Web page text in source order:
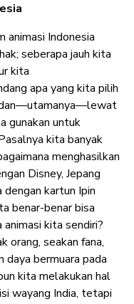
animasi Indonesia
seberapa jauh kita
kita
apa yang kita pilih
dan—utamanya—lewat
gunakan untuk
kita banyak
menghasilkan
Disney, Jepang
kartun Ipin
benar-benar bisa
kita sendiri?
orang, seakan fana,
daya bermuara pada
kita melakukan hal
wayang India, tetapi